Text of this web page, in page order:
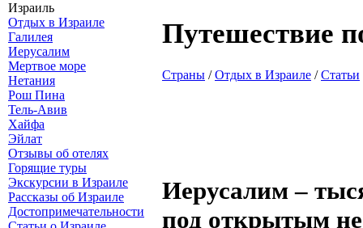
Израиль
Отдых в Израиле
Галилея
Иерусалим
Мертвое море
Нетания
Рош Пина
Тель-Авив
Хайфа
Эйлат
Отзывы об отелях
Горящие туры
Экскурсии в Израиле
Рассказы об Израиле
Достопримечательности
Путешествие
Страны / Отдых в Израиле / Статьи
Иерусалим –
под открытым